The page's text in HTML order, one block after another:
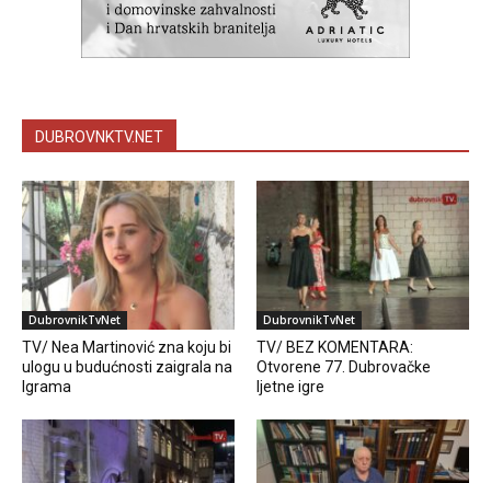
DUBROVNKTV.NET
DubrovnikTvNet
TV/ Nea Martinović zna koju bi
ulogu u budućnosti zaigrala na
Igrama
DubrovnikTvNet
TV/ BEZ KOMENTARA:
Otvorene 77. Dubrovačke
ljetne igre